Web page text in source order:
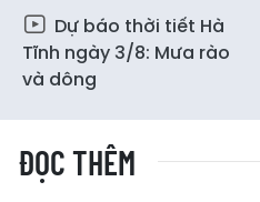
Dự báo thời tiết Hà
Tĩnh ngày 3/8: Mưa rào
và dông
ĐỌC THÊM